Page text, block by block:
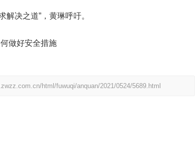
决之道”，黄琳呼吁。
html/fuwuqi/anquan/2021/0524/5689.html